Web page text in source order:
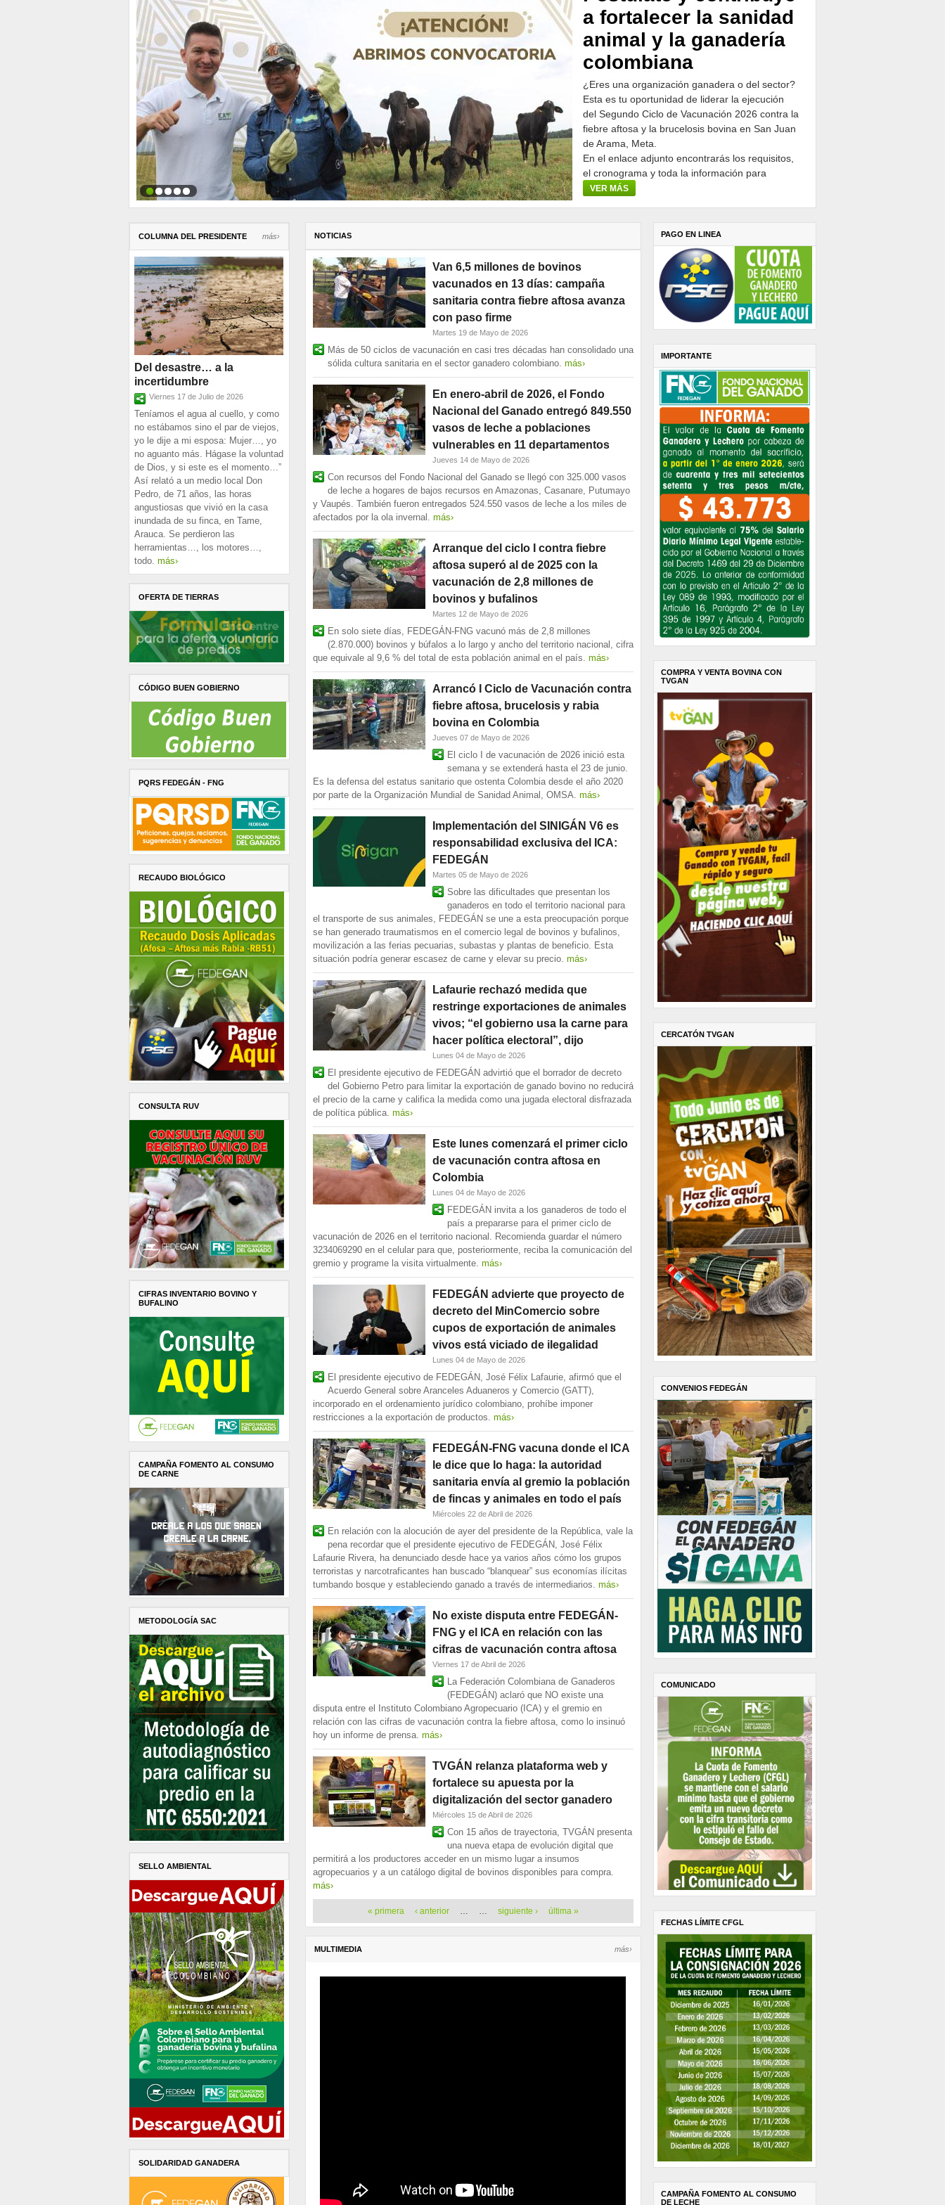
a fortalecer la sanidad
animal y la ganadería
colombiana
¿Eres una organización ganadera o del sector?
Esta es tu oportunidad de liderar la ejecución
del Segundo Ciclo de Vacunación 2026 contra la
fiebre aftosa y la brucelosis bovina en San Juan
de Arama, Meta.
En el enlace adjunto encontrarás los requisitos,
el cronograma y toda la información para
participar.
VER MÁS
COLUMNA DEL PRESIDENTE más›
Del desastre… a la
incertidumbre
Viernes 17 de Julio de 2026
Teníamos el agua al cuello, y como
no estábamos sino el par de viejos,
yo le dije a mi esposa: Mujer…, yo
no aguanto más. Hágase la voluntad
de Dios, y si este es el momento…”
Así relató a un medio local Don
Pedro, de 71 años, las horas
angustiosas que vivió en la casa
inundada de su finca, en Tame,
Arauca. Se perdieron las
herramientas…, los motores…,
todo. más›
OFERTA DE TIERRAS
CÓDIGO BUEN GOBIERNO
PQRS FEDEGÁN - FNG
RECAUDO BIOLÓGICO
CONSULTA RUV
CIFRAS INVENTARIO BOVINO Y
BUFALINO
CAMPAÑA FOMENTO AL CONSUMO
DE CARNE
METODOLOGÍA SAC
SELLO AMBIENTAL
SOLIDARIDAD GANADERA
NOTICIAS
Van 6,5 millones de bovinos
vacunados en 13 días: campaña
sanitaria contra fiebre aftosa avanza
con paso firme
Martes 19 de Mayo de 2026
Más de 50 ciclos de vacunación en casi tres décadas han consolidado una
sólida cultura sanitaria en el sector ganadero colombiano. más›
En enero-abril de 2026, el Fondo
Nacional del Ganado entregó 849.550
vasos de leche a poblaciones
vulnerables en 11 departamentos
Jueves 14 de Mayo de 2026
Con recursos del Fondo Nacional del Ganado se llegó con 325.000 vasos
de leche a hogares de bajos recursos en Amazonas, Casanare, Putumayo
y Vaupés. También fueron entregados 524.550 vasos de leche a los miles de
afectados por la ola invernal. más›
Arranque del ciclo I contra fiebre
aftosa superó al de 2025 con la
vacunación de 2,8 millones de
bovinos y bufalinos
Martes 12 de Mayo de 2026
En solo siete días, FEDEGÁN-FNG vacunó más de 2,8 millones
(2.870.000) bovinos y búfalos a lo largo y ancho del territorio nacional, cifra
que equivale al 9,6 % del total de esta población animal en el país. más›
Arrancó I Ciclo de Vacunación contra
fiebre aftosa, brucelosis y rabia
bovina en Colombia
Jueves 07 de Mayo de 2026
El ciclo I de vacunación de 2026 inició esta
semana y se extenderá hasta el 23 de junio.
Es la defensa del estatus sanitario que ostenta Colombia desde el año 2020
por parte de la Organización Mundial de Sanidad Animal, OMSA. más›
Implementación del SINIGÁN V6 es
responsabilidad exclusiva del ICA:
FEDEGÁN
Martes 05 de Mayo de 2026
Sobre las dificultades que presentan los
ganaderos en todo el territorio nacional para
el transporte de sus animales, FEDEGÁN se une a esta preocupación porque
se han generado traumatismos en el comercio legal de bovinos y bufalinos,
movilización a las ferias pecuarias, subastas y plantas de beneficio. Esta
situación podría generar escasez de carne y elevar su precio. más›
Lafaurie rechazó medida que
restringe exportaciones de animales
vivos; “el gobierno usa la carne para
hacer política electoral”, dijo
Lunes 04 de Mayo de 2026
El presidente ejecutivo de FEDEGÁN advirtió que el borrador de decreto
del Gobierno Petro para limitar la exportación de ganado bovino no reducirá
el precio de la carne y califica la medida como una jugada electoral disfrazada
de política pública. más›
Este lunes comenzará el primer ciclo
de vacunación contra aftosa en
Colombia
Lunes 04 de Mayo de 2026
FEDEGÁN invita a los ganaderos de todo el
país a prepararse para el primer ciclo de
vacunación de 2026 en el territorio nacional. Recomienda guardar el número
3234069290 en el celular para que, posteriormente, reciba la comunicación del
gremio y programe la visita virtualmente. más›
FEDEGÁN advierte que proyecto de
decreto del MinComercio sobre
cupos de exportación de animales
vivos está viciado de ilegalidad
Lunes 04 de Mayo de 2026
El presidente ejecutivo de FEDEGÁN, José Félix Lafaurie, afirmó que el
Acuerdo General sobre Aranceles Aduaneros y Comercio (GATT),
incorporado en el ordenamiento jurídico colombiano, prohíbe imponer
restricciones a la exportación de productos. más›
FEDEGÁN-FNG vacuna donde el ICA
le dice que lo haga: la autoridad
sanitaria envía al gremio la población
de fincas y animales en todo el país
Miércoles 22 de Abril de 2026
En relación con la alocución de ayer del presidente de la República, vale la
pena recordar que el presidente ejecutivo de FEDEGÁN, José Félix
Lafaurie Rivera, ha denunciado desde hace ya varios años cómo los grupos
terroristas y narcotraficantes han buscado “blanquear” sus economías ilícitas
tumbando bosque y estableciendo ganado a través de intermediarios. más›
No existe disputa entre FEDEGÁN-
FNG y el ICA en relación con las
cifras de vacunación contra aftosa
Viernes 17 de Abril de 2026
La Federación Colombiana de Ganaderos
(FEDEGÁN) aclaró que NO existe una
disputa entre el Instituto Colombiano Agropecuario (ICA) y el gremio en
relación con las cifras de vacunación contra la fiebre aftosa, como lo insinuó
hoy un informe de prensa. más›
TVGÁN relanza plataforma web y
fortalece su apuesta por la
digitalización del sector ganadero
Miércoles 15 de Abril de 2026
Con 15 años de trayectoria, TVGÁN presenta
una nueva etapa de evolución digital que
permitirá a los productores acceder en un mismo lugar a insumos
agropecuarios y a un catálogo digital de bovinos disponibles para compra.
más›
Páginas « primera ‹ anterior … … siguiente › última »
MULTIMEDIA más›
PAGO EN LINEA
IMPORTANTE
COMPRA Y VENTA BOVINA CON
TVGAN
CERCATÓN TVGAN
CONVENIOS FEDEGÁN
COMUNICADO
FECHAS LÍMITE CFGL
CAMPAÑA FOMENTO AL CONSUMO
DE LECHE